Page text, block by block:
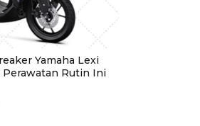
Yamaha Lexi
Perawatan Rutin Ini